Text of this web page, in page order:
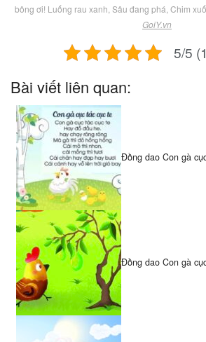
bông ơi! Luống rau xanh, Sâu đang phá, Chim
GoiY.vn
5/5
Bài viết liên quan:
Đồng dao Con gà
Đồng dao Con gà